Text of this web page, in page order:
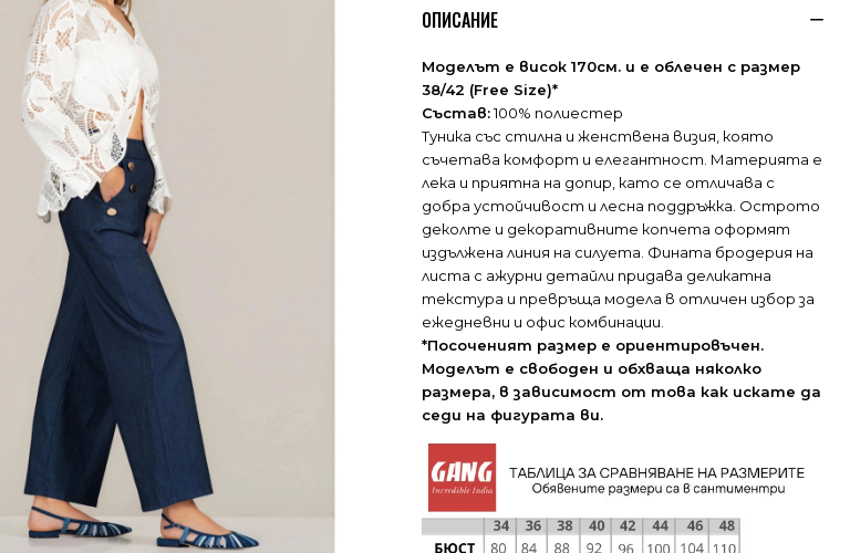
ОПИСАНИЕ
Моделът е висок 170см. и е облечен с размер
38/42 (Free Size)*
Състав:100% полиестер
Туника със стилна и женствена визия, която
съчетава комфорт и елегантност. Материята е
лека и приятна на допир, като се отличава с
добра устойчивост и лесна поддръжка. Острото
деколте и декоративните копчета оформят
издължена линия на силуета. Фината бродерия на
листа с ажурни детайли придава деликатна
текстура и превръща модела в отличен избор за
ежедневни и офис комбинации.
*Посоченият размер е ориентировъчен.
Моделът е свободен и обхваща няколко
размера, в зависимост от това как искате да
седи на фигурата ви.